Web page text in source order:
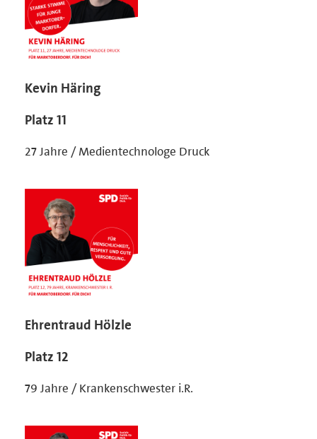
Kevin Häring
Platz 11
27 Jahre / Medientechnologe Druck
Ehrentraud Hölzle
Platz 12
79 Jahre / Krankenschwester i.R.